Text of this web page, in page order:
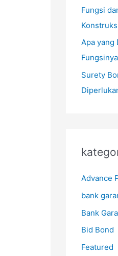
Fungsi
Apa yang
Surety
Advance
bank
Bank
Bid Bond
Featured